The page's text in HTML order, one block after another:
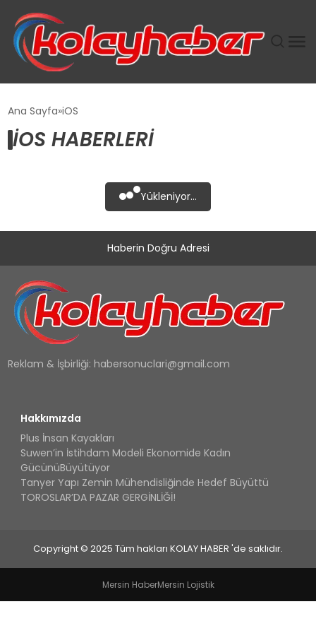
SUWEN’IN İSTIHDAM MODELI EKONOMIDE KADIN
TANYER YAPI ZEMIN MÜHENDISLIĞINDE HEDEF
TOROSLAR’DA PAZAR GERGİNLİĞİ!
Ana Sayfa iOS
IOS HABERLERI
Yükleniyor...
Haberin Doğru Adresi
Reklam & İşbirliği: habersonuclari@gmail.com
Hakkımızda
Plus İnsan Kayakları
Suwen’in İstihdam Modeli Ekonomide Kadın
GücünüBüyütüyor
Tanyer Yapı Zemin Mühendisliğinde Hedef Büyüttü
TOROSLAR’DA PAZAR GERGİNLİĞİ!
Copyright © 2025 Tüm hakları KOLAY HABER 'de saklıdır.
Mersin HaberMersin Lojistik